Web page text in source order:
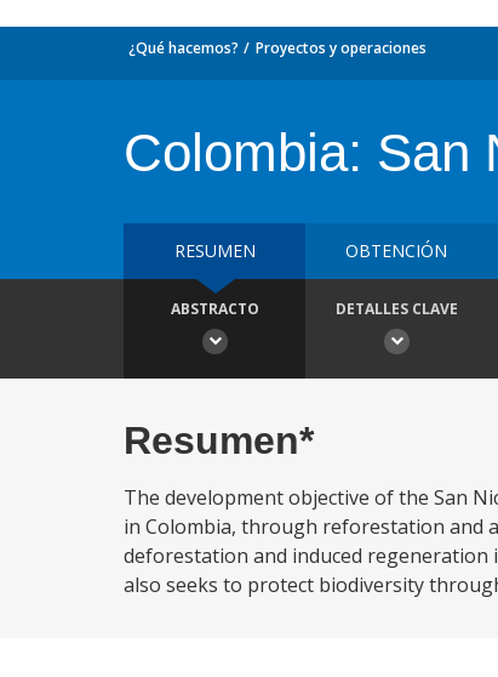
¿Qué hacemos? Proyectos y operaciones
Colombia: San
RESUMEN OBTENCIÓN
ABSTRACTO DETALLES CLAVE
Resumen*
The development objective of the San
in Colombia, through reforestation and
deforestation and induced regeneration
also seeks to protect biodiversity